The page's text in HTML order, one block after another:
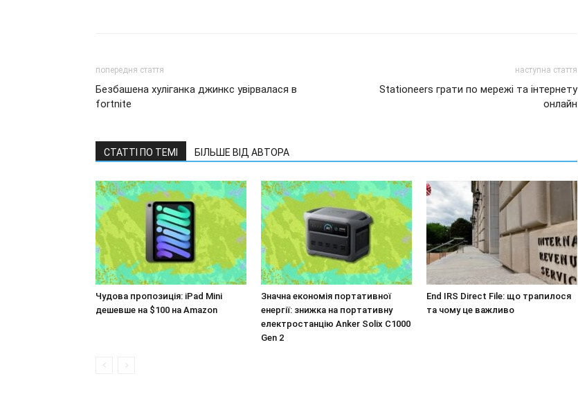
попередня стаття
Безбашена хуліганка джинкс увірвалася в
fortnite
наступна стаття
Stationeers грати по мережі та інтернету
онлайн
СТАТТІ ПО ТЕМІ БІЛЬШЕ ВІД АВТОРА
Чудова пропозиція: iPad Mini
дешевше на $100 на Amazon
Значна економія портативної
енергії: знижка на портативну
електростанцію Anker Solix C1000
Gen 2
End IRS Direct File: що трапилося
та чому це важливо